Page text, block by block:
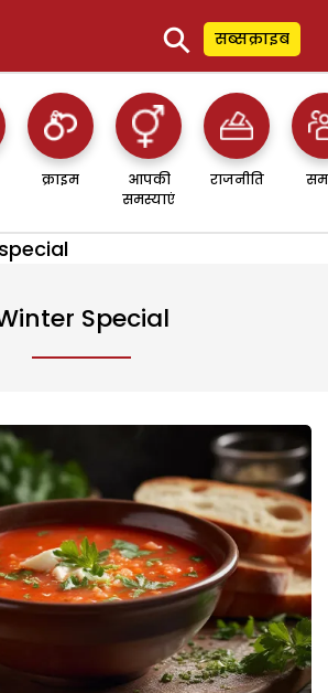
⚲ सब्सक्राइब
क्राइम
आपकी
समस्याएं
राजनीति
Special